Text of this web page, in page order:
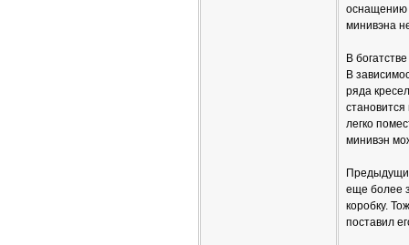
оснащению
минивэна
В
В
ряда
становится
легко
минивэн
еще более
коробку.
поставил